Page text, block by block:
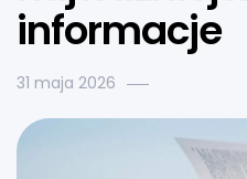
informacje
31 maja 2026